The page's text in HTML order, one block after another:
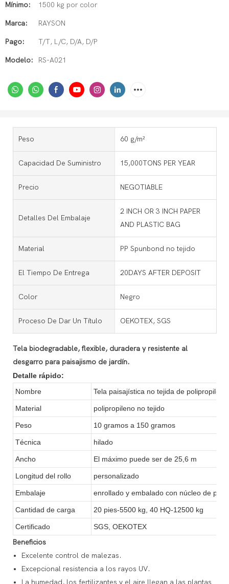
Mínimo: 1500 kg por color
Marca: RAYSON
Pago: T/T, L/C, D/A, D/P
Modelo: RS-A021
Peso 60 g/m²
Capacidad De Suministro 15,000TONS PER YEAR
Precio NEGOTIABLE
Detalles Del Embalaje
2 INCH OR 3 INCH PAPER
AND PLASTIC BAG
Material PP Spunbond no tejido
El Tiempo De Entrega 20DAYS AFTER DEPOSIT
Color Negro
Proceso De Dar Un Título OEKOTEX, SGS
Tela biodegradable, flexible, duradera y resistente al
desgarro para paisajismo de jardín.
Detalle rápido:
Nombre
Tela paisajística no tejida de polipropileno
Material polipropileno no tejido
Peso 10 gramos a 150 gramos
Técnica hilado
Ancho El máximo puede ser de 25,6 m
Longitud del rollo personalizado
Embalaje enrollado y embalado con núcleo de
Cantidad de carga 20 pies-5500 kg, 40 HQ-12500 kg
Certificado SGS, OEKOTEX
Beneficios
Excelente control de malezas.
Excepcional resistencia a los rayos UV.
La humedad, los fertilizantes y el aire llegan a las plantas